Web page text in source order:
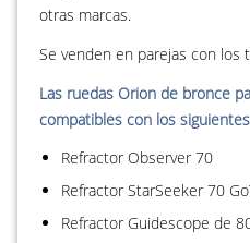
otras marcas.
Se venden en parejas con los
Las ruedas Orion de bronce
compatibles con los
Refractor Observer 70
Refractor StarSeeker 70
Refractor Guidescope de